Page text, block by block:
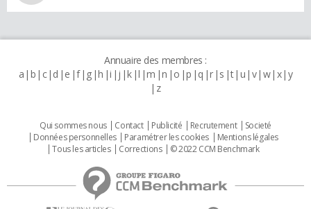
Annuaire des membres :
a b c d e f g h i j k l m n o p q r s t u v w x y
z
Qui sommes nous Contact Publicité Recrutement
Societé
Données personnelles
Paramétrer les cookies
Mentions légales
Tous les articles
Corrections © 2022 CCM Benchmark